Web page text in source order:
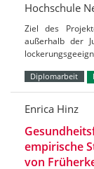
Hochschule
Ziel des
außerhalb der
Diplomarbeit
Enrica Hinz
empirische
von